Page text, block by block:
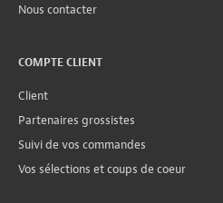
Nous contacter
COMPTE CLIENT
Client
Partenaires grossistes
Suivi de vos commandes
Vos sélections et coups de coeur